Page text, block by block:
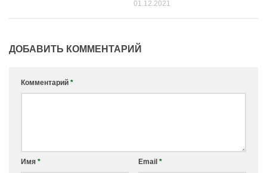
01.12.2021
ДОБАВИТЬ КОММЕНТАРИЙ
Комментарий *
Имя * Email *